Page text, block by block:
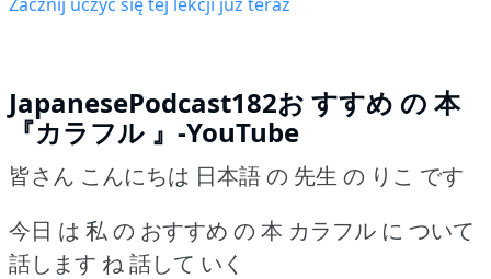
JapanesePodcast182お すすめ の 本
『カラフル 』-YouTube
皆さん こんにちは 日本語 の 先生 の りこ です
今日 は 私 の おすすめ の 本 カラフル に ついて
話します ね 話して いく